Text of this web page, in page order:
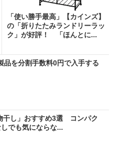
「使い勝手最高」【カインズ】
の「折りたたみランドリーラッ
ク」が好評！ 「ほんとに...
品を分割手数料0円で入手する
干し」おすすめ3選 コンパク
でも気にならな...